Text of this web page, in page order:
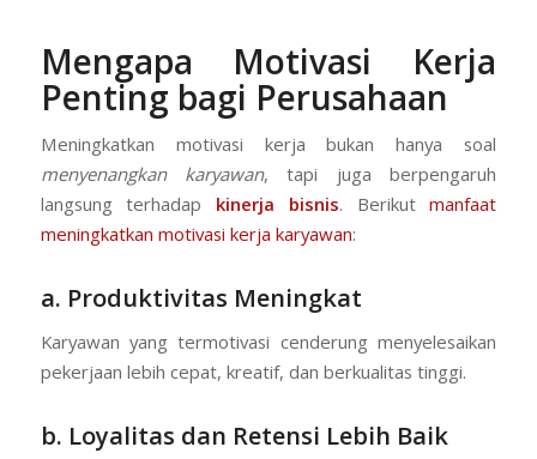
Mengapa Motivasi Kerja
Penting bagi Perusahaan
Meningkatkan motivasi kerja bukan hanya soal
menyenangkan karyawan, tapi juga berpengaruh
langsung terhadap kinerja bisnis. Berikutmanfaat
meningkatkan motivasi kerja karyawan:
a. Produktivitas Meningkat
Karyawan yang termotivasi cenderung menyelesaikan
pekerjaan lebih cepat, kreatif, dan berkualitas tinggi.
b. Loyalitas dan Retensi Lebih Baik